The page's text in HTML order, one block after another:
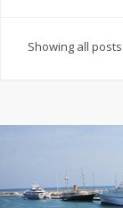
Showing all